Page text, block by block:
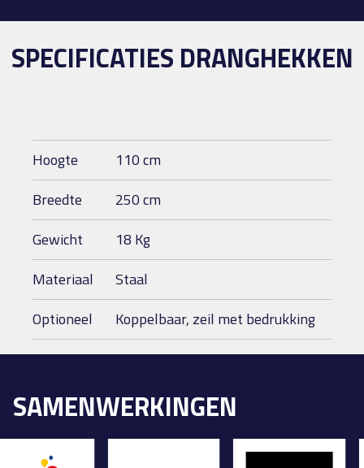
SPECIFICATIES DRANGHEKKEN
Hoogte
110 cm
Breedte
250 cm
Gewicht
18 Kg
Materiaal
Staal
Optioneel
Koppelbaar, zeil met bedrukking
SAMENWERKINGEN